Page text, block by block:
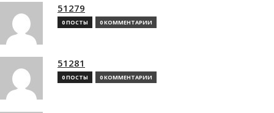
51279
0 ПОСТЫ 0 КОММЕНТАРИИ
51281
0 ПОСТЫ 0 КОММЕНТАРИИ